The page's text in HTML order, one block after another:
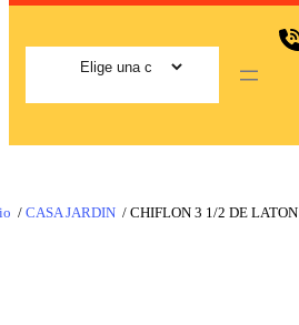
/ CASA JARDIN / CHIFLON 3 1/2 DE LATON